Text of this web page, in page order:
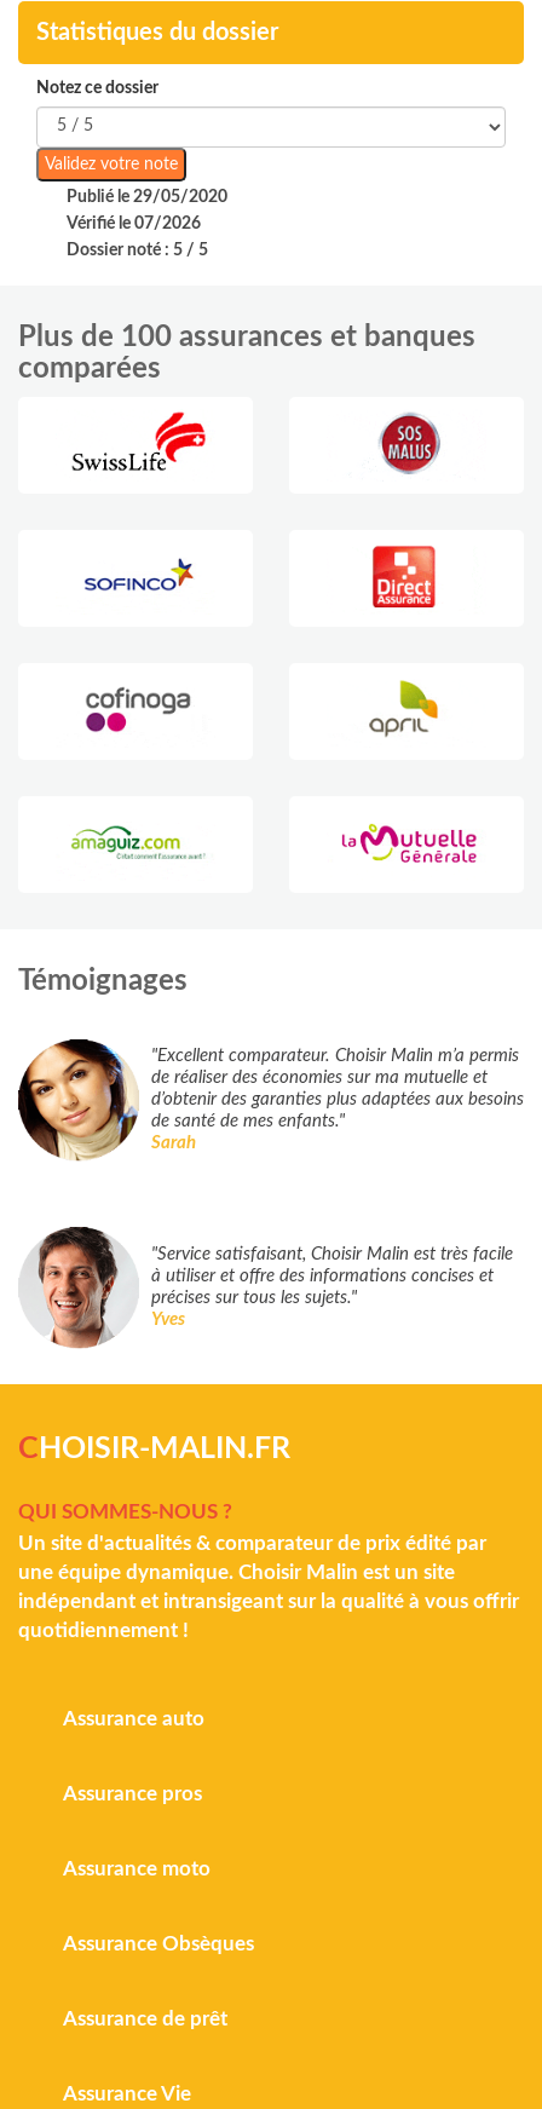
Statistiques du dossier
Notez ce dossier
Publié le 29/05/2020
Vérifié le 07/2026
Dossier noté : 5 / 5
Plus de 100 assurances et banques
comparées
Témoignages
"Excellent comparateur. Choisir Malin m’a permis
de réaliser des économies sur ma mutuelle et
d’obtenir des garanties plus adaptées aux besoins
de santé de mes enfants."
Sarah
"Service satisfaisant, Choisir Malin est très facile
à utiliser et offre des informations concises et
précises sur tous les sujets."
Yves
C HOISIR-MALIN.FR
QUI SOMMES-NOUS ?
Un site d'actualités & comparateur de prix édité par
une équipe dynamique. Choisir Malin est un site
indépendant et intransigeant sur la qualité à vous offrir
quotidiennement !
Assurance auto
Assurance pros
Assurance moto
Assurance Obsèques
Assurance de prêt
Assurance Vie